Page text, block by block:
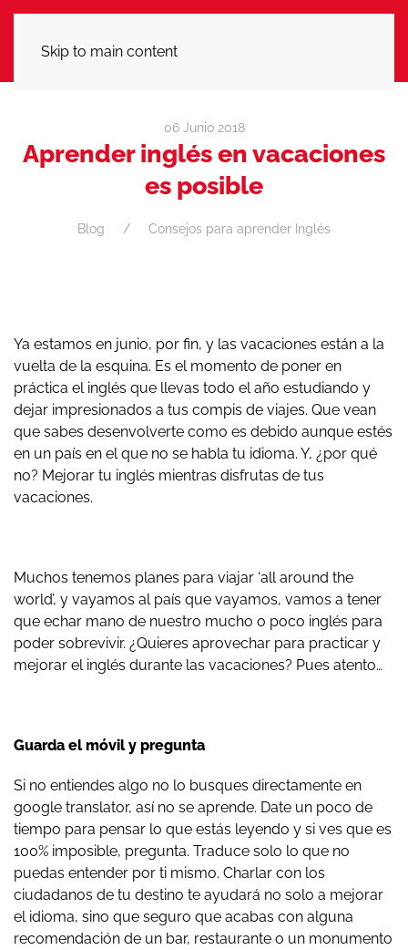
Skip to main content
06 Junio 2018
Aprender inglés en vacaciones
es posible
Blog Consejos para aprender Inglés
Ya estamos en junio, por fin, y las vacaciones están a la
vuelta de la esquina. Es el momento de poner en
práctica el inglés que llevas todo el año estudiando y
dejar impresionados a tus compis de viajes. Que vean
que sabes desenvolverte como es debido aunque estés
en un país en el que no se habla tu idioma. Y, ¿por qué
no? Mejorar tu inglés mientras disfrutas de tus
vacaciones.
Muchos tenemos planes para viajar ‘all around the
world’, y vayamos al país que vayamos, vamos a tener
que echar mano de nuestro mucho o poco inglés para
poder sobrevivir. ¿Quieres aprovechar para practicar y
mejorar el inglés durante las vacaciones? Pues atento…
Guarda el móvil y pregunta
Si no entiendes algo no lo busques directamente en
google translator, así no se aprende. Date un poco de
tiempo para pensar lo que estás leyendo y si ves que es
100% imposible, pregunta. Traduce solo lo que no
puedas entender por ti mismo. Charlar con los
ciudadanos de tu destino te ayudará no solo a mejorar
el idioma, sino que seguro que acabas con alguna
recomendación de un bar, restaurante o un monumento